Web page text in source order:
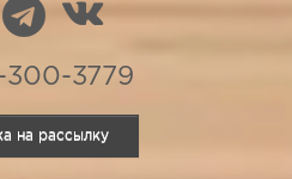
3779
на рассылку